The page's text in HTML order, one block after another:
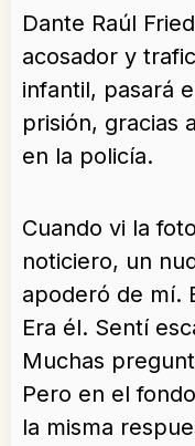
Dante Raúl
acosador y
infantil, pasará
prisión, gracias
en la policía.
Cuando vi la
noticiero, un
apoderó de mí.
Era él. Sentí
Muchas
Pero en el
la misma